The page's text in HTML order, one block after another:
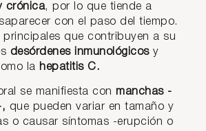
crónica, por lo que tiende a
con el paso del tiempo.
principales que contribuyen a su
desórdenes inmunológicosy
la hepatitis C.
se manifiesta con manchas -
, que pueden variar en tamaño y
o causar síntomas -erupción o